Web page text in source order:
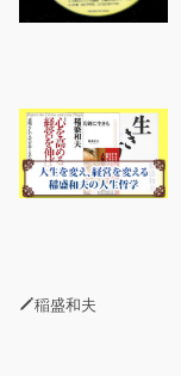
稲盛和夫